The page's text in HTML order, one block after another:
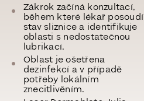
Zákrok začíná konzultací,
během které lékař posoudí
stav sliznice a identifikuje
oblasti s nedostatečnou
lubrikací.
Oblast jeošetřena
dezinfekcí a v případě
potřeby lokálním
znecitlivěním.